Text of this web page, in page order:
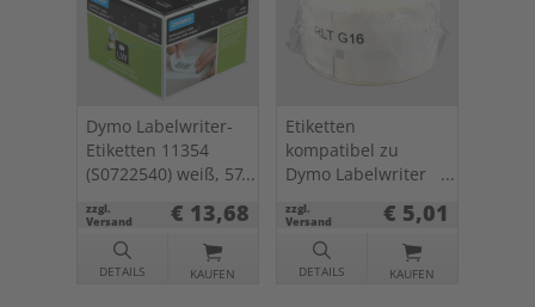
Dymo Labelwriter-
Etiketten 11354
(S0722540) weiß, 57
zzgl.
Versand
€ 13,68
DETAILS KAUFEN
Etiketten
kompatibel zu
Dymo Labelwriter
28mm 1 x 130
Stück
zzgl.
Versand
€ 5,01
DETAILS KAUFEN